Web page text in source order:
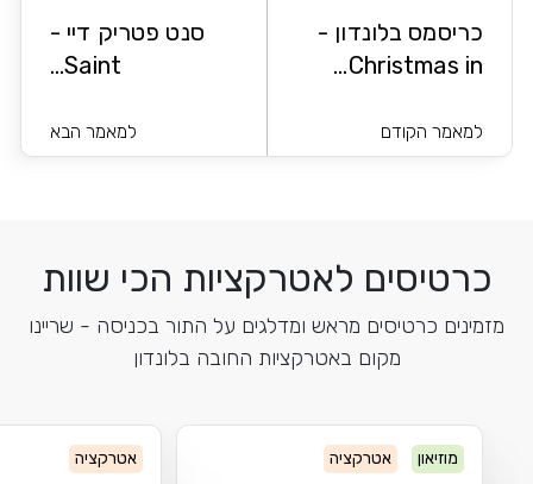
כריסמס בלונדון -
Christmas in...
למאמר הקודם
סנט פטריק דיי -
Saint...
למאמר הבא
כרטיסים לאטרקציות הכי שוות
מזמינים כרטיסים מראש ומדלגים על התור בכניסה - שריינו
מקום באטרקציות החובה בלונדון
מוזיאון אטרקציה אטרקציה